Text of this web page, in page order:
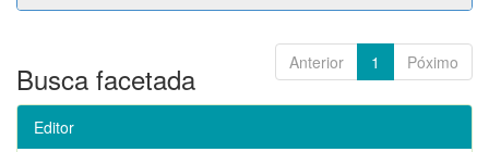
Anterior 1 Póximo
Busca facetada
Editor